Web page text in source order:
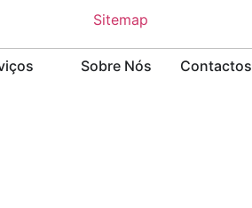
Sitemap
Sobre Nós Contactos